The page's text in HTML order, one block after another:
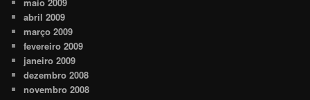
maio 2009
abril 2009
março 2009
fevereiro 2009
janeiro 2009
dezembro 2008
novembro 2008